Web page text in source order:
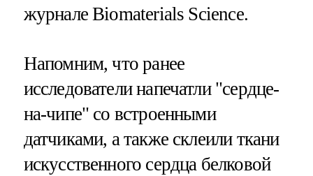
журнале Biomaterials Science.
Напомним, что ранее
исследователи напечатли "сердце-
на-чипе" со встроенными
датчиками, а также склеили ткани
искусственного сердца белковой